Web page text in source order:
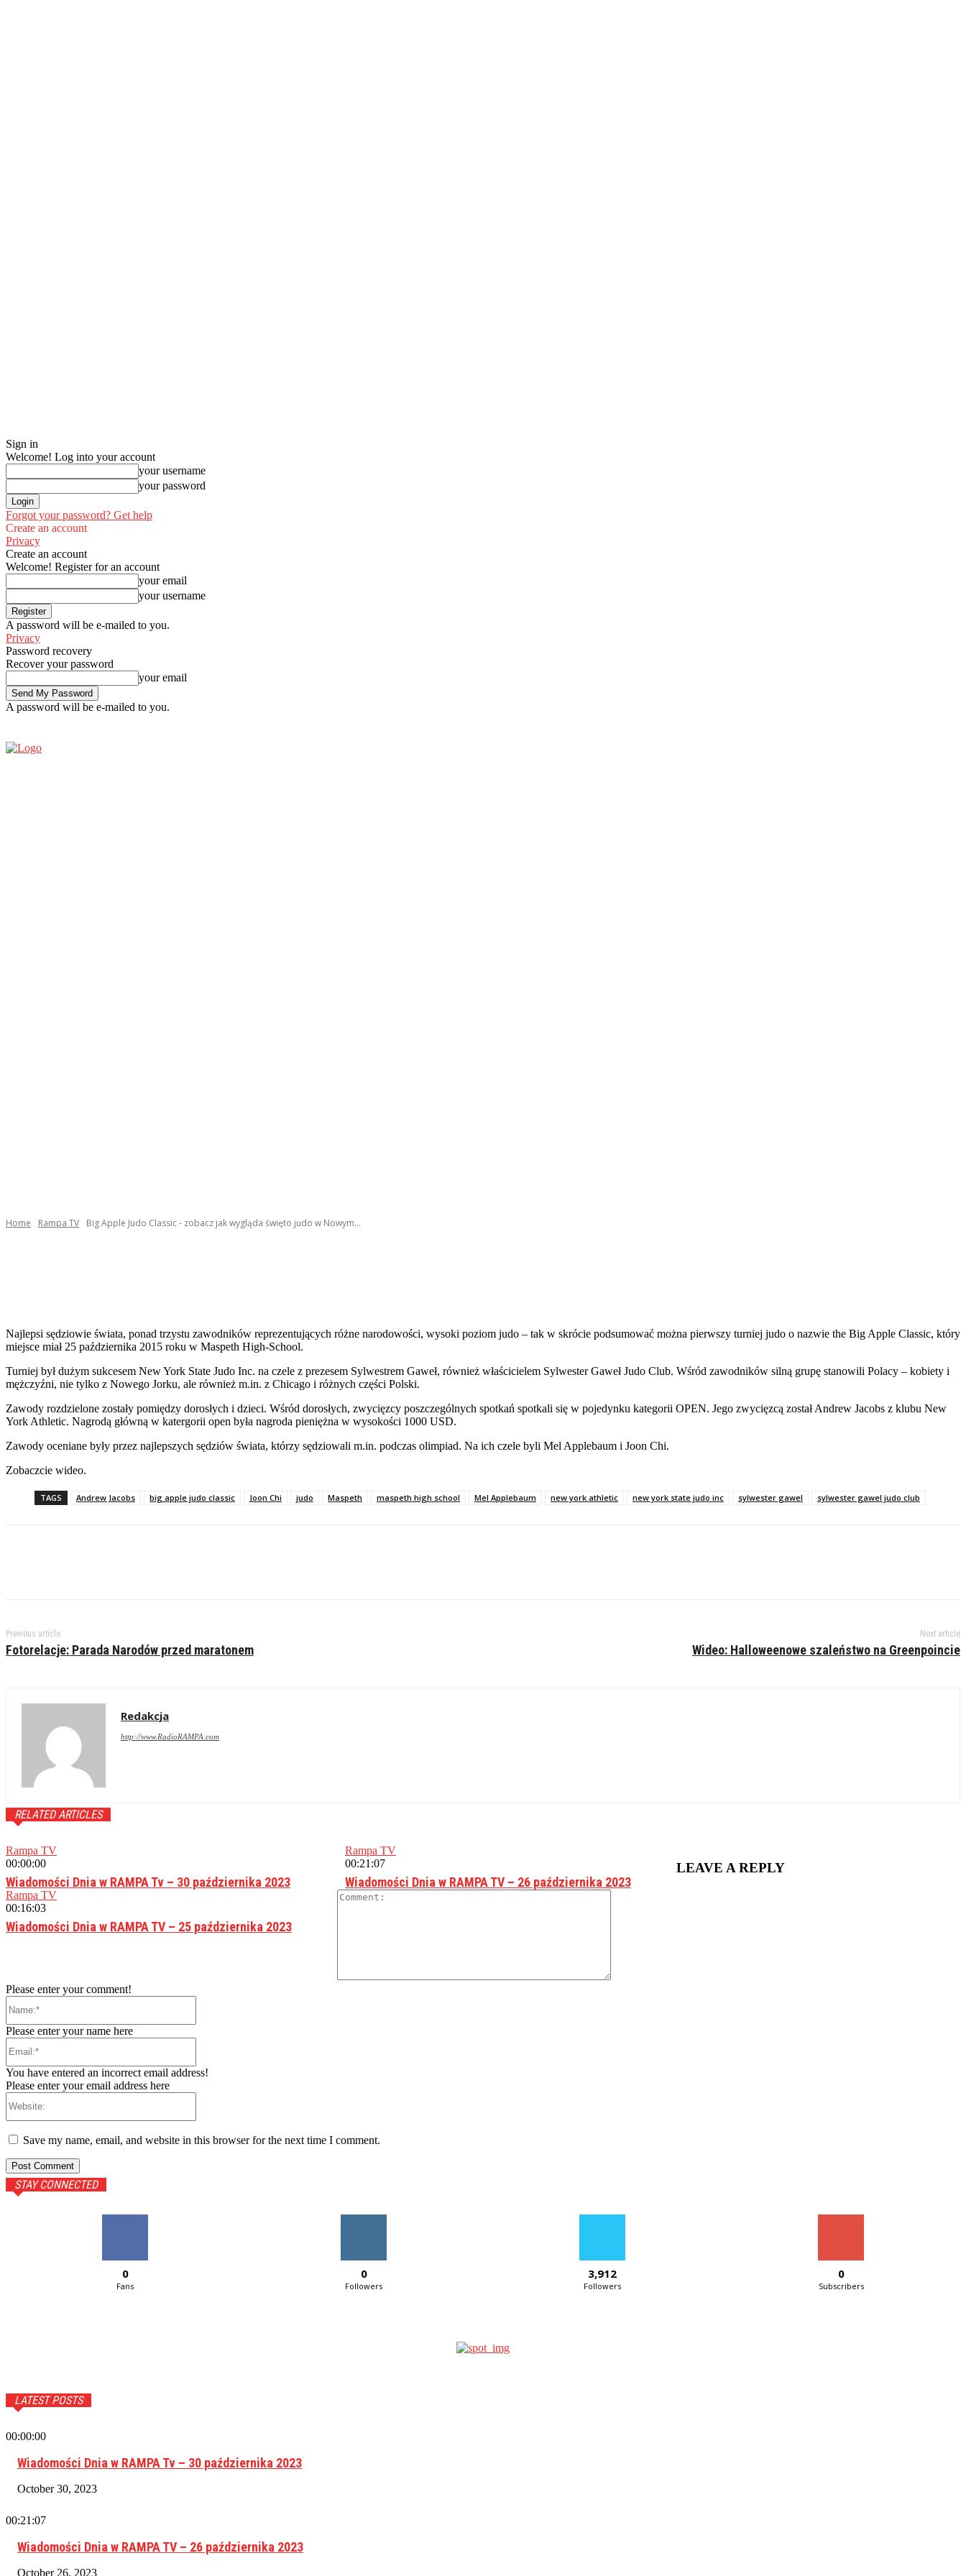
Sign in
Welcome! Log into your account
your username
your password
Forgot your password? Get help
Create an account
Privacy
Create an account
Welcome! Register for an account
your email
your username
A password will be e-mailed to you.
Privacy
Password recovery
Recover your password
your email
A password will be e-mailed to you.
Home Rampa TV Big Apple Judo Classic - zobacz jak wygląda święto judo w Nowym...
Najlepsi sędziowie świata, ponad trzystu zawodników reprezentujących różne narodowości, wysoki poziom judo – tak w skrócie podsumować można pierwszy turniej judo o nazwie the Big Apple Classic, który
miejsce miał 25 października 2015 roku w Maspeth High-School.
Turniej był dużym sukcesem New York State Judo Inc. na czele z prezesem Sylwestrem Gaweł, również właścicielem Sylwester Gaweł Judo Club. Wśród zawodników silną grupę stanowili Polacy – kobiety i
mężczyźni, nie tylko z Nowego Jorku, ale również m.in. z Chicago i różnych części Polski.
Zawody rozdzielone zostały pomiędzy dorosłych i dzieci. Wśród dorosłych, zwycięzcy poszczególnych spotkań spotkali się w pojedynku kategorii OPEN. Jego zwycięzcą został Andrew Jacobs z klubu New
York Athletic. Nagrodą główną w katergorii open była nagroda pieniężna w wysokości 1000 USD.
Zawody oceniane były przez najlepszych sędziów świata, którzy sędziowali m.in. podczas olimpiad. Na ich czele byli Mel Applebaum i Joon Chi.
Zobaczcie wideo.
TAGS Andrew Jacobs big apple judo classic Joon Chi judo Maspeth maspeth high school Mel Applebaum new york athletic new york state judo inc sylwester gawel sylwester gawel judo club
Previous article
Fotorelacje: Parada Narodów przed maratonem
Next article
Wideo: Halloweenowe szaleństwo na Greenpoincie
Redakcja
http://www.RadioRAMPA.com
RELATED ARTICLES
Rampa TV
00:00:00
Wiadomości Dnia w RAMPA Tv – 30 października 2023
Rampa TV
00:21:07
Wiadomości Dnia w RAMPA TV – 26 października 2023
Rampa TV
00:16:03
Wiadomości Dnia w RAMPA TV – 25 października 2023
LEAVE A REPLY
Please enter your comment!
Please enter your name here
You have entered an incorrect email address!
Please enter your email address here
Save my name, email, and website in this browser for the next time I comment.
STAY CONNECTED
0
Fans
0
Followers
3,912
Followers
0
Subscribers
LATEST POSTS
00:00:00
Wiadomości Dnia w RAMPA Tv – 30 października 2023
October 30, 2023
00:21:07
Wiadomości Dnia w RAMPA TV – 26 października 2023
October 26, 2023